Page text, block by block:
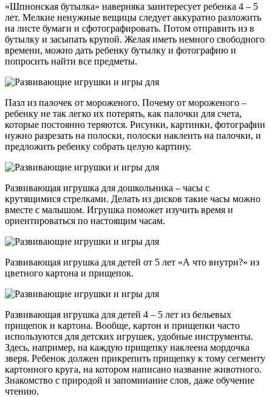
«Шпионская бутылка» наверняка заинтересует ребенка 4 – 5
лет. Мелкие ненужные вещицы следует аккуратно разложить
на листе бумаги и сфотографировать. Потом отправить из в
бутылку и засыпать крупой. Желая иметь немного свободного
времени, можно дать ребенку бутылку и фотографию и
попросить найти все предметы.
Пазл из палочек от мороженого. Почему от мороженого –
ребенку не так легко их потерять, как палочки для счета,
которые постоянно теряются. Рисунки, картинки, фотографии
нужно разрезать на полоски, полоски наклеить на палочки, и
предложить ребенку собрать целую картину.
Развивающая игрушка для дошкольника – часы с
крутящимися стрелками. Делать из дисков такие часы можно
вместе с малышом. Игрушка поможет изучить время и
ориентироваться по настоящим часам.
Развивающая игрушка для детей от 5 лет «А что внутри?» из
цветного картона и прищепок.
Развивающая игрушка для детей 4 – 5 лет из бельевых
прищепок и картона. Вообще, картон и прищепки часто
используются для детских игрушек, удобные инструменты.
Здесь, например, на каждую прищепку наклеена мордочка
зверя. Ребенок должен прикрепить прищепку к тому сегменту
картонного круга, на котором написано название животного.
Знакомство с природой и запоминание слов, даже обучение
чтению.